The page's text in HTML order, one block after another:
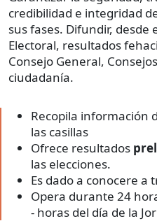
credibilidad e integridad
sus fases. Difundir, desde
Electoral, resultados
Consejo General,
ciudadanía.
Recopila información
las casillas
Ofrece resultados
las elecciones.
Es dado a conocere a
Opera durante 24
- horas del día de la